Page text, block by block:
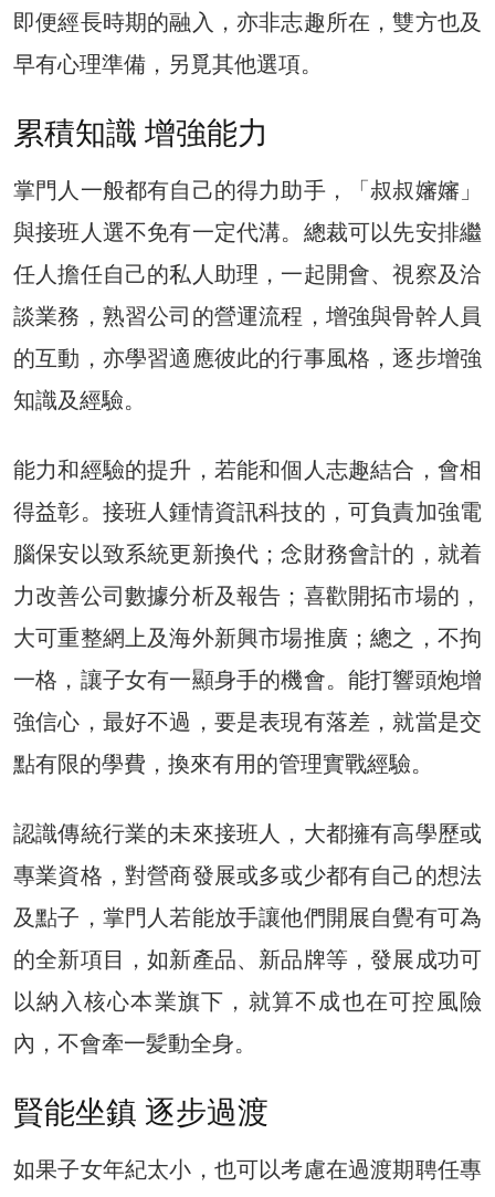
即便經長時期的融入，亦非志趣所在，雙方也及
早有心理準備，另覓其他選項。
累積知識 增強能力
掌門人一般都有自己的得力助手，「叔叔嬸嬸」
與接班人選不免有一定代溝。總裁可以先安排繼
任人擔任自己的私人助理，一起開會、視察及洽
談業務，熟習公司的營運流程，增強與骨幹人員
的互動，亦學習適應彼此的行事風格，逐步增強
知識及經驗。
能力和經驗的提升，若能和個人志趣結合，會相
得益彰。接班人鍾情資訊科技的，可負責加強電
腦保安以致系統更新換代；念財務會計的，就着
力改善公司數據分析及報告；喜歡開拓市場的，
大可重整網上及海外新興市場推廣；總之，不拘
一格，讓子女有一顯身手的機會。能打響頭炮增
強信心，最好不過，要是表現有落差，就當是交
點有限的學費，換來有用的管理實戰經驗。
認識傳統行業的未來接班人，大都擁有高學歷或
專業資格，對營商發展或多或少都有自己的想法
及點子，掌門人若能放手讓他們開展自覺有可為
的全新項目，如新產品、新品牌等，發展成功可
以納入核心本業旗下，就算不成也在可控風險
內，不會牽一髪動全身。
賢能坐鎮 逐步過渡
如果子女年紀太小，也可以考慮在過渡期聘任專